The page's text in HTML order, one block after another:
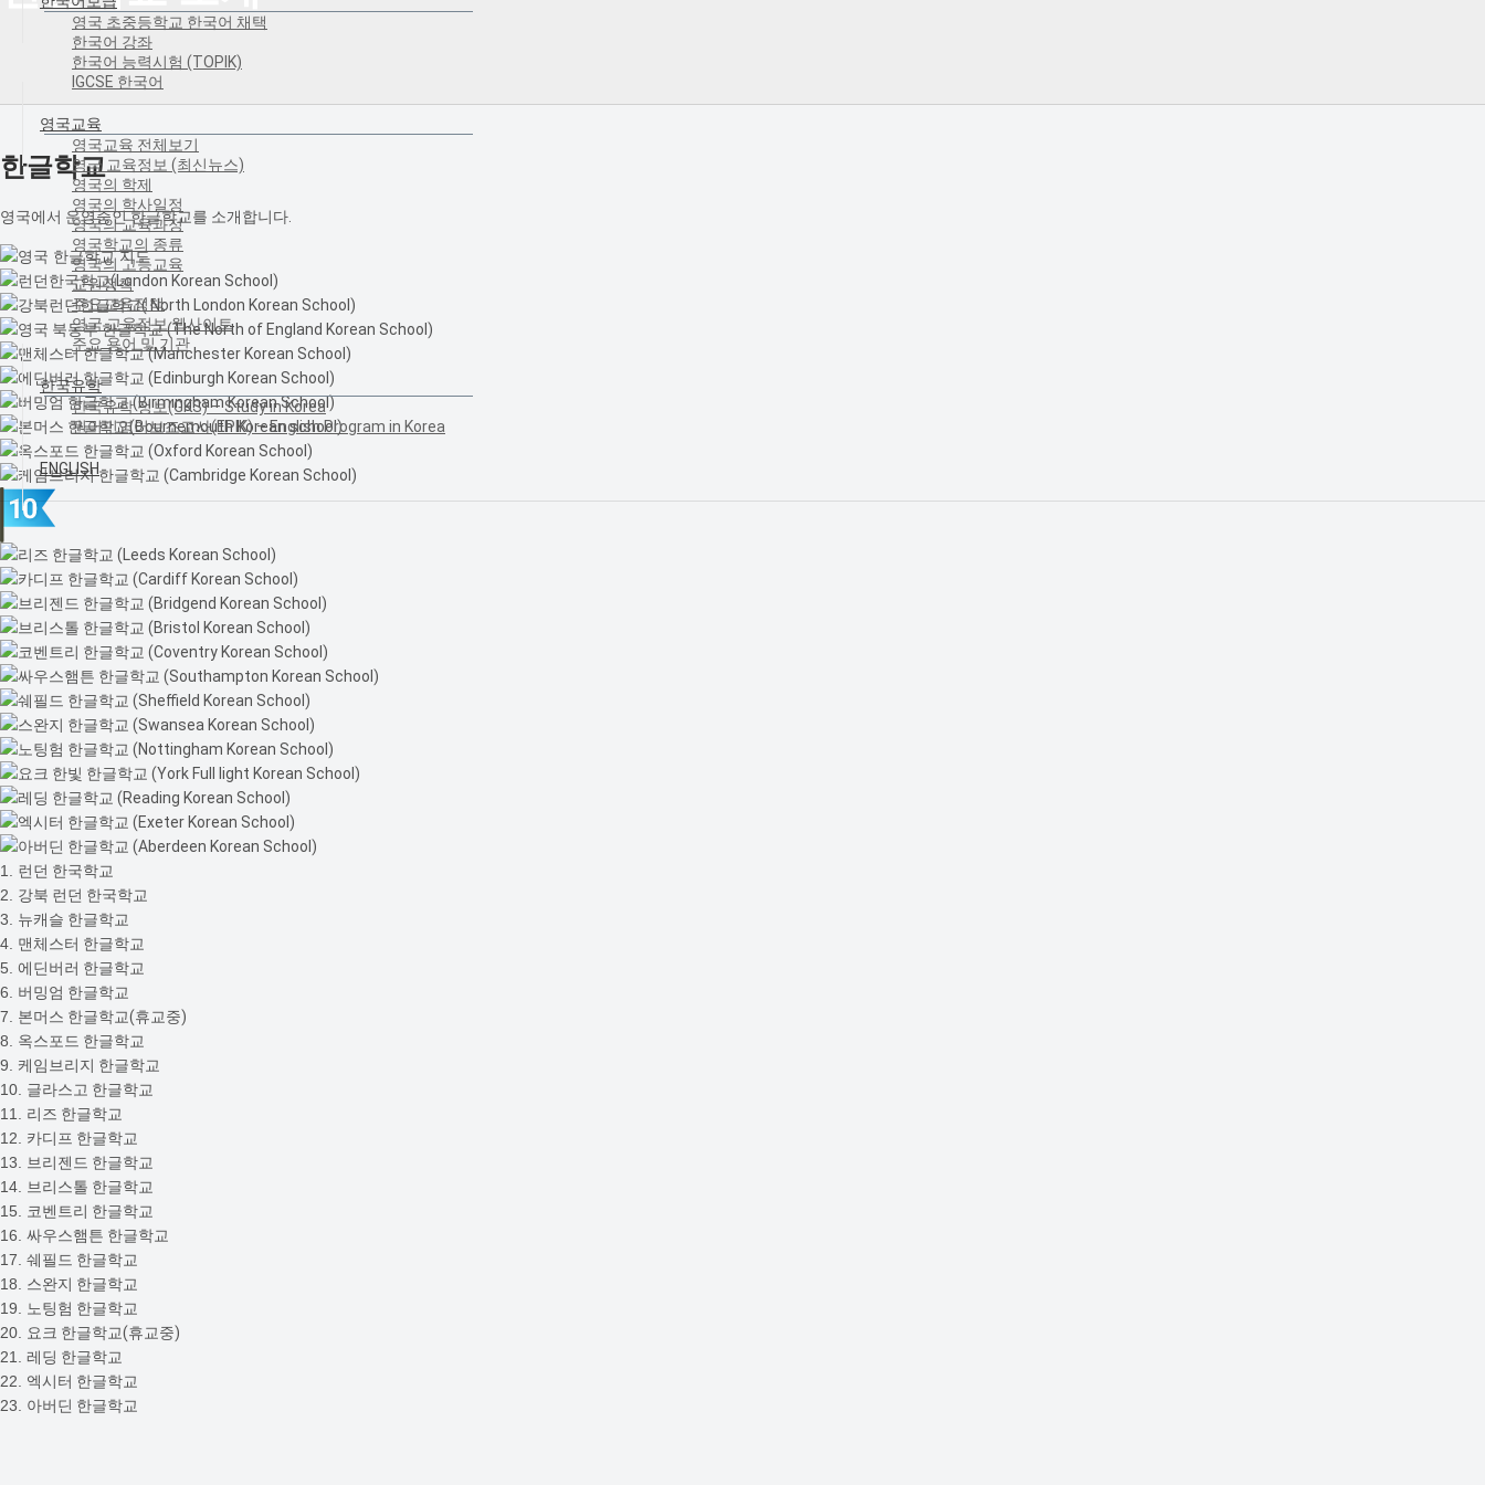
영국 초중등학교 한국어 채택
한국어 강좌
한국어 능력시험 (TOPIK)
IGCSE 한국어
영국교육
영국교육 전체보기
영국 교육정보 (최신뉴스)
영국의 학제
영국의 학사일정
영국의 교육과정
영국학교의 종류
영국의 고등교육
교원정책
주요교육정책
영국 교육정보 웹사이트
주요 용어 및 기관
한국유학
한국유학 정보(GKS) – Study in Korea
원어민영어보조교사(EPIK) – English Program in Korea
ENGLISH
한글학교
영국에서 운영중인 한글학교를 소개합니다.
1. 런던 한국학교
2. 강북 런던 한국학교
3. 뉴캐슬 한글학교
4. 맨체스터 한글학교
5. 에딘버러 한글학교
6. 버밍엄 한글학교
7. 본머스 한글학교(휴교중)
8. 옥스포드 한글학교
9. 케임브리지 한글학교
10. 글라스고 한글학교
11. 리즈 한글학교
12. 카디프 한글학교
13. 브리젠드 한글학교
14. 브리스톨 한글학교
15. 코벤트리 한글학교
16. 싸우스햄튼 한글학교
17. 쉐필드 한글학교
18. 스완지 한글학교
19. 노팅험 한글학교
20. 요크 한글학교(휴교중)
21. 레딩 한글학교
22. 엑시터 한글학교
23. 아버딘 한글학교